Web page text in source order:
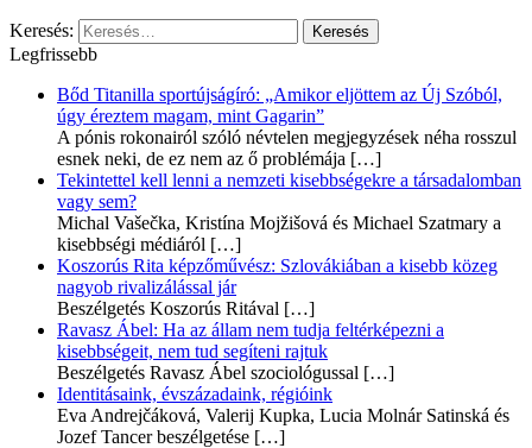
Keresés:
Legfrissebb
Bőd Titanilla sportújságíró: „Amikor eljöttem az Új Szóból,
úgy éreztem magam, mint Gagarin”
A pónis rokonairól szóló névtelen megjegyzések néha rosszul
esnek neki, de ez nem az ő problémája […]
Tekintettel kell lenni a nemzeti kisebbségekre a társadalomban
vagy sem?
Michal Vašečka, Kristína Mojžišová és Michael Szatmary a
kisebbségi médiáról […]
Koszorús Rita képzőművész: Szlovákiában a kisebb közeg
nagyob rivalizálással jár
Beszélgetés Koszorús Ritával […]
Ravasz Ábel: Ha az állam nem tudja feltérképezni a
kisebbségeit, nem tud segíteni rajtuk
Beszélgetés Ravasz Ábel szociológussal […]
Identitásaink, évszázadaink, régióink
Eva Andrejčáková, Valerij Kupka, Lucia Molnár Satinská és
Jozef Tancer beszélgetése […]